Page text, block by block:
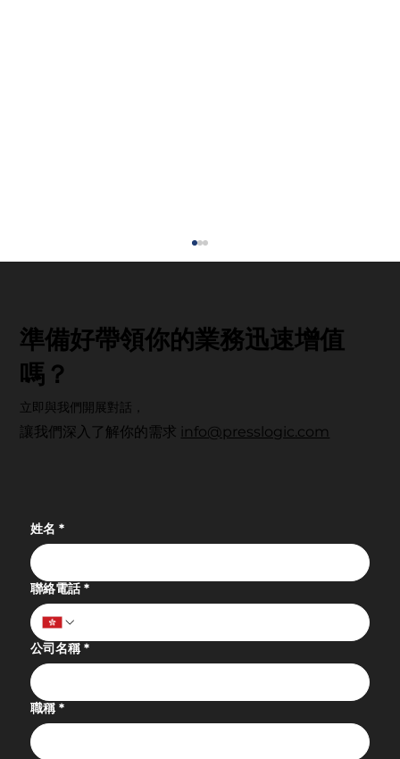
讓我們深入了解你的需求 info@presslogic.com
準備好帶領你的業務迅速增值
嗎？
立即與我們開展對話，
姓名 *
聯絡電話 *
公司名稱 *
職稱 *